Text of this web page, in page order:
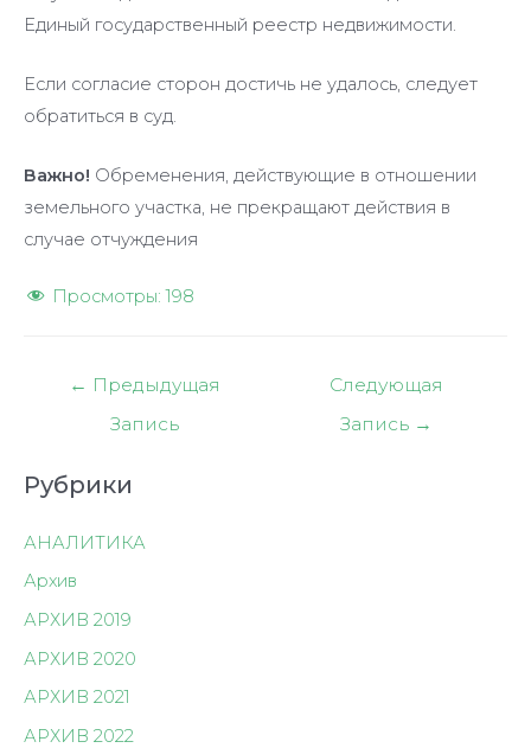
Единый государственный реестр недвижимости.
Если согласие сторон достичь не удалось, следует
обратиться в суд.
Важно! Обременения, действующие в отношении
земельного участка, не прекращают действия в
случае отчуждения
Просмотры: 198
Навигация
← Предыдущая
Запись
Следующая
Запись →
Рубрики
АНАЛИТИКА
Архив
АРХИВ 2019
АРХИВ 2020
АРХИВ 2021
АРХИВ 2022